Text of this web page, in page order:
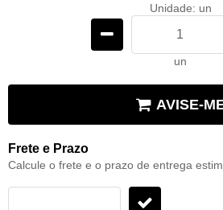
Unidade: un
un
AVISE-
Frete e Prazo
Calcule o frete e o prazo de entrega